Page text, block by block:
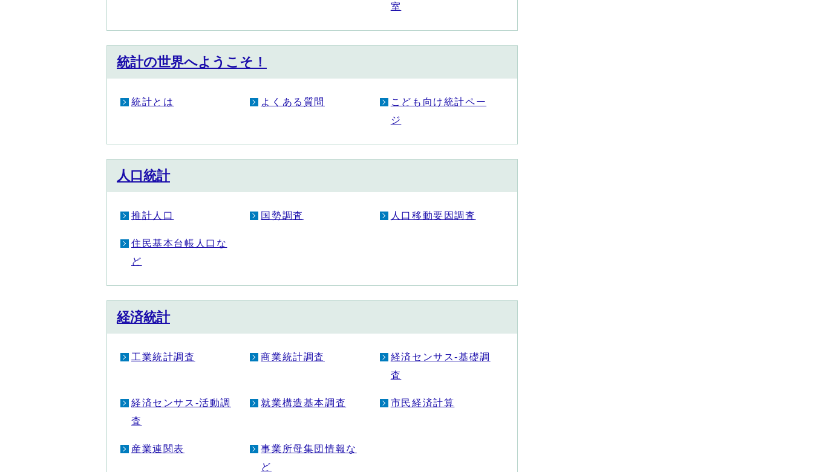
室
統計の世界へようこそ！
統計とは よくある質問
こども向け統計ペー
ジ
人口統計
推計人口 国勢調査 人口移動要因調査
住民基本台帳人口な
ど
経済統計
工業統計調査 商業統計調査
経済センサス‐基礎調
査
経済センサス‐活動調
査
就業構造基本調査 市民経済計算
産業連関表
事業所母集団情報な
ど